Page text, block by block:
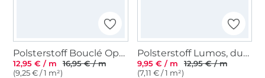
Polsterstoff Bouclé Optik Larry, creme
12,95 € / m
16,95 € / m
(9,25 € / 1 m²)
Polsterstoff Lumos, dunkelgrün
9,95 € / m
12,95 € / m
(7,11 € / 1 m²)